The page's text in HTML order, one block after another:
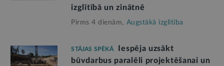
izglītībā un zinātnē
Pirms 4 dienām, Augstākā izglītība
STĀJAS SPĒKĀ
Iespēja uzsākt
būvdarbus paralēli projektēšanai un